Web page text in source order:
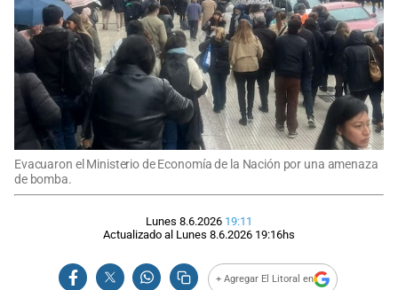
Evacuaron el Ministerio de Economía de la Nación por una amenaza
de bomba.
Lunes 8.6.2026 19:11
Actualizado al Lunes 8.6.2026 19:16hs
+ Agregar El Litoral en